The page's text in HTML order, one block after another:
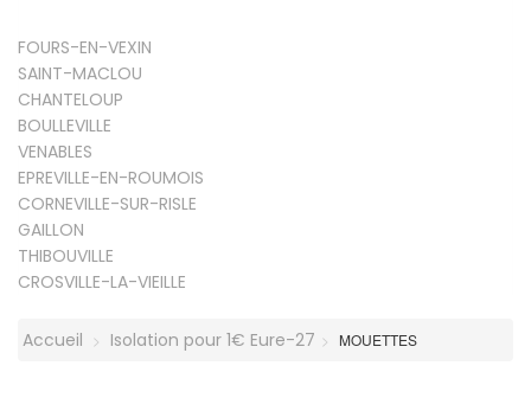
FOURS-EN-VEXIN
SAINT-MACLOU
CHANTELOUP
BOULLEVILLE
VENABLES
EPREVILLE-EN-ROUMOIS
CORNEVILLE-SUR-RISLE
GAILLON
THIBOUVILLE
CROSVILLE-LA-VIEILLE
Accueil Isolation pour 1€ Eure-27 MOUETTES